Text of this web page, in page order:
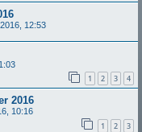
12:53
1 2 3 4
2016
10:16
1 2 3